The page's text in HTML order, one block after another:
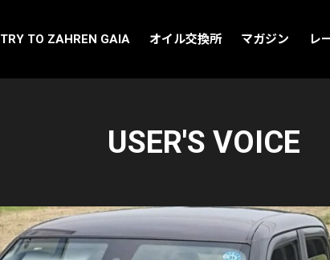
TRY TO ZAHREN GAIA オイル交換所 マガジン レ
USER'S VOICE